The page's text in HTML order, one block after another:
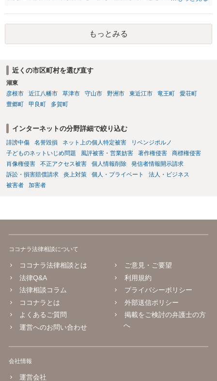
身が著作権者です。 他方、ブランド名、文字主体のロゴ、商品情報、
短いキャッチコピー、販売コンセプトなどは、通常、著作物には当た
りません。ただし、ロゴに独自の図形やイラスト等が含まれる場合に
は、その表現部分が著作物となる可能性があります。 また、人物写真
わけではありません。デザイナーが独自に制作したイラストやバナー
等は別として、一般的なレイアウトや配色、依頼者から提供された素
材を希望に沿って配置した部分には、通常、著作物性は認められにく
いと考えられます。仮に具体的な画面構成の一部に創作性が認められ
とも、契約書がなくても、見積書、メール、利用規約等に実績掲載へ
の同意があれば別です。また、単に制作を担当した事実を記載した
り、公開中のサイトへリンクしたりする行為まで当然に禁止できると
は限りません。 人物写真については、通常のSNSへの無断掲載と同
様、掲載目的、態様、必要性、本人の特定可能性等から判断されま
す。営業目的であり、本人も掲載を拒否していることは、違法性を認
める方向の事情となりますが、自動的に肖像権侵害となるわけではあ
を許諾しない」と書面で明確に通知することをお勧めします。すでに
もっとみる
近くの市区町村を選び直す
湖東
彦根市
近江八幡市 草津市 守山市 野洲市 東近江市 竜王町
愛荘町
豊郷町
甲良町 多賀町
インターネットの分野詳細で絞り込む
誹謗中傷 名誉毀損 ネット上の個人特定被害
リベンジポルノ
子どものネットいじめ問題
風評被害・営業妨害 著作権侵害
商標権侵害
肖像権侵害
不正アクセス被害 個人情報削除
発信者情報開示請求
訴訟・損害賠償請求
炎上対策 個人・プライベート
法人・ビジネス
被害者
加害者
ココナラ法律相談について
ココナラ法律相談とは
法律Q&A
法律相談コラム
ココナラとは
よくあるご質問
運営へのお問い合わせ
ご意見・ご要望
利用規約
プライバシーポリシー
外部送信ポリシー
掲載をご検討の弁護士の方
へ
会社情報
運営会社